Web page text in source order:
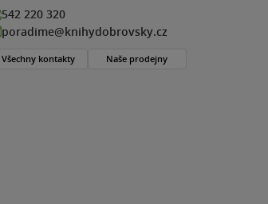
542 220 320
poradime@knihydobrovsky.cz
Všechny kontakty Naše prodejny